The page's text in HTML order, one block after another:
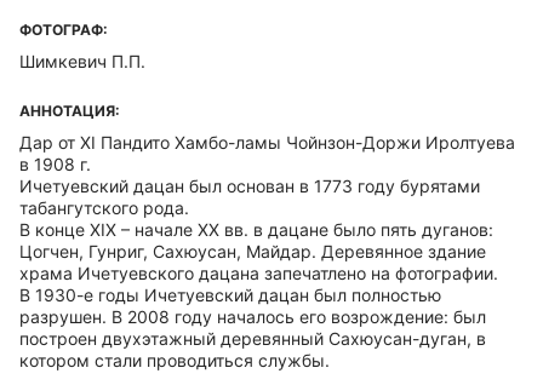
ФОТОГРАФ:
Шимкевич П.П.
АННОТАЦИЯ:
Дар от XI Пандито Хамбо-ламы Чойнзон-Доржи Иролтуева
в 1908 г.
Ичетуевский дацан был основан в 1773 году бурятами
табангутского рода.
В конце ХIХ – начале ХХ вв. в дацане было пять дуганов:
Цогчен, Гунриг, Сахюусан, Майдар. Деревянное здание
храма Ичетуевского дацана запечатлено на фотографии.
В 1930-е годы Ичетуевский дацан был полностью
разрушен. В 2008 году началось его возрождение: был
построен двухэтажный деревянный Сахюусан-дуган, в
котором стали проводиться службы.